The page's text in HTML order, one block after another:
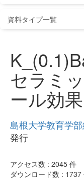
資料タイプ一覧
セラミ
ール効果
島根大学教育学
発行
アクセス数 : 2045 件
ダウンロード数 : 1737